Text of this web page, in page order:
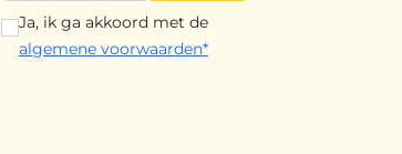
Ja, ik ga akkoord met de
algemene voorwaarden*